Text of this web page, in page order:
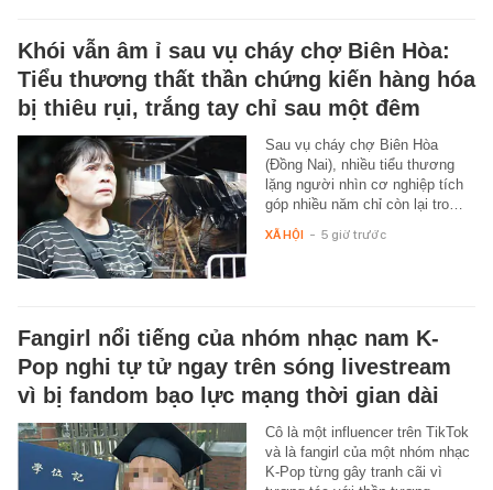
Khói vẫn âm ỉ sau vụ cháy chợ Biên Hòa:
Tiểu thương thất thần chứng kiến hàng hóa
bị thiêu rụi, trắng tay chỉ sau một đêm
Sau vụ cháy chợ Biên Hòa
(Đồng Nai), nhiều tiểu thương
lặng người nhìn cơ nghiệp tích
góp nhiều năm chỉ còn lại tro…
XÃ HỘI - 5 giờ trước
Fangirl nổi tiếng của nhóm nhạc nam K-
Pop nghi tự tử ngay trên sóng livestream
vì bị fandom bạo lực mạng thời gian dài
Cô là một influencer trên TikTok
và là fangirl của một nhóm nhạc
K-Pop từng gây tranh cãi vì